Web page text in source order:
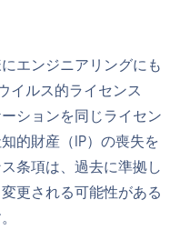
エンジニアリングにも
イルス的ライセンス
ションを同じライセン
的財産（IP）の喪失を
条項は、過去に準拠し
更される可能性がある